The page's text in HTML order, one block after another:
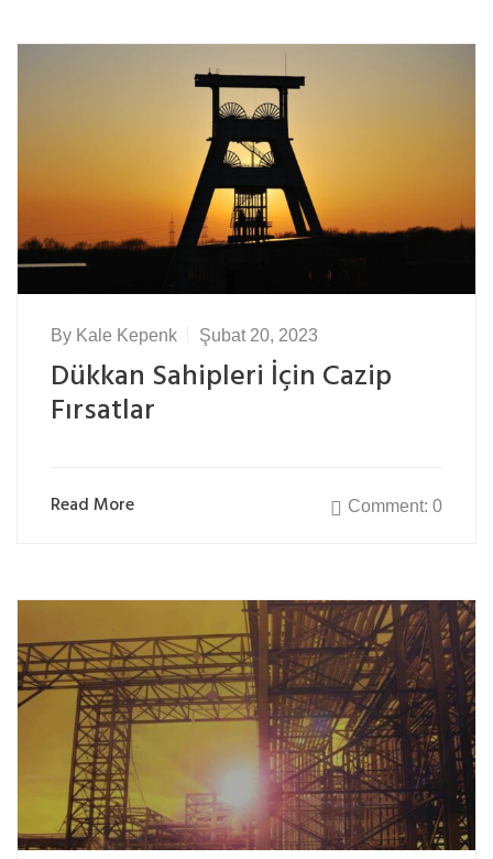
By Kale Kepenk Şubat 20, 2023
Dükkan Sahipleri İçin Cazip
Fırsatlar
Read More Comment: 0